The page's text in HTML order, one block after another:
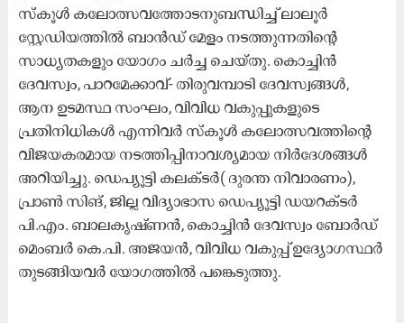
സ്കൂൾ കലോത്സവത്തോടനുബന്ധിച്ച് ലാലൂർ
സ്റ്റേഡിയത്തിൽ ബാൻഡ് മേളം നടത്തുന്നതിന്റെ
സാധ്യതകളും യോഗം ചർച്ച ചെയ്തു. കൊച്ചിൻ
ദേവസ്വം, പാറമേക്കാവ്- തിരുവമ്പാടി ദേവസ്വങ്ങൾ,
ആന ഉടമസ്ഥ സംഘം, വിവിധ വകുപ്പുകളുടെ
പ്രതിനിധികൾ എന്നിവർ സ്കൂൾ കലോത്സവത്തിന്റെ
വിജയകരമായ നടത്തിപ്പിനാവശ്യമായ നിർദേശങ്ങൾ
അറിയിച്ചു. ഡെപ്യൂട്ടി കലക്ടർ( ദുരന്ത നിവാരണം),
പ്രാൺ സിങ്, ജില്ല വിദ്യാഭാസ ഡെപ്യൂട്ടി ഡയറക്ടർ
പി.എം. ബാലകൃഷ്ണൻ, കൊച്ചിൻ ദേവസ്വം ബോർഡ്
മെംബർ കെ.പി. അജയൻ, വിവിധ വകുപ്പ് ഉദ്യോഗസ്ഥർ
തുടങ്ങിയവർ യോഗത്തിൽ പങ്കെടുത്തു.